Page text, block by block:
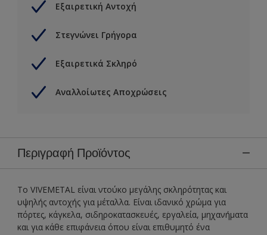
Εξαιρετική Αντοχή
Στεγνώνει Γρήγορα
Εξαιρετικά Σκληρό
Αναλλοίωτες Αποχρώσεις
Περιγραφή Προϊόντος
Το VIVEMETAL είναι ντούκο μεγάλης σκληρότητας και
υψηλής αντοχής για μέταλλα. Είναι ιδανικό χρώμα για
πόρτες, κάγκελα, σιδηροκατασκευές, εργαλεία, μηχανήματα
και για κάθε επιφάνεια όπου είναι επιθυμητό ένα